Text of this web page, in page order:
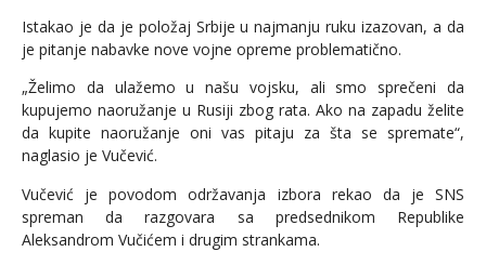
Istakao je da je položaj Srbije u najmanju ruku izazovan, a da
je pitanje nabavke nove vojne opreme problematično.
„Želimo da ulažemo u našu vojsku, ali smo sprečeni da
kupujemo naoružanje u Rusiji zbog rata. Ako na zapadu želite
da kupite naoružanje oni vas pitaju za šta se spremate“,
naglasio je Vučević.
Vučević je povodom održavanja izbora rekao da je SNS
spreman da razgovara sa predsednikom Republike
Aleksandrom Vučićem i drugim strankama.